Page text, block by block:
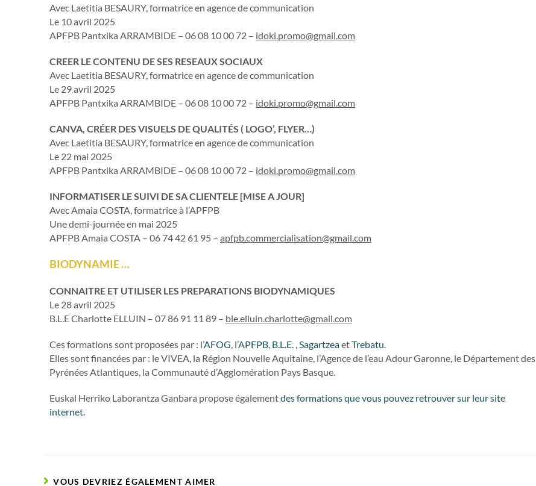
Avec Laetitia BESAURY, formatrice en agence de communication
Le 10 avril 2025
APFPB Pantxika ARRAMBIDE – 06 08 10 00 72 – idoki.promo@gmail.com
CREER LE CONTENU DE SES RESEAUX SOCIAUX
Avec Laetitia BESAURY, formatrice en agence de communication
Le 29 avril 2025
APFPB Pantxika ARRAMBIDE – 06 08 10 00 72 – idoki.promo@gmail.com
CANVA, CRÉER DES VISUELS DE QUALITÉS ( LOGO’, FLYER…)
Avec Laetitia BESAURY, formatrice en agence de communication
Le 22 mai 2025
APFPB Pantxika ARRAMBIDE – 06 08 10 00 72 – idoki.promo@gmail.com
INFORMATISER LE SUIVI DE SA CLIENTELE [MISE A JOUR]
Avec Amaia COSTA, formatrice à l’APFPB
Une demi-journée en mai 2025
APFPB Amaia COSTA – 06 74 42 61 95 – apfpb.commercialisation@gmail.com
BIODYNAMIE …
CONNAITRE ET UTILISER LES PREPARATIONS BIODYNAMIQUES
Le 28 avril 2025
B.L.E Charlotte ELLUIN – 07 86 91 11 89 – ble.elluin.charlotte@gmail.com
Ces formations sont proposées par : l’AFOG, l’APFPB, B.L.E. ,SagartzeaetTrebatu.
Elles sont financées par : le VIVEA, la Région Nouvelle Aquitaine, l’Agence de l’eau Adour Garonne, le Département des
Pyrénées Atlantiques, la Communauté d’Agglomération Pays Basque.
Euskal Herriko Laborantza Ganbara propose égalementdes formations que vous pouvez retrouver sur leur site
internet.
VOUS DEVRIEZ ÉGALEMENT AIMER